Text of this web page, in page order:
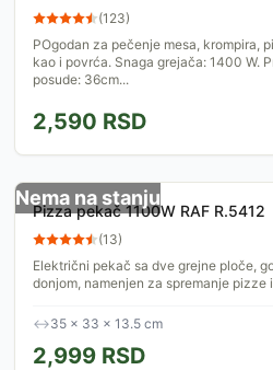
(123)
POgodan za pečenje mesa, krompira,
kao i povrća. Snaga grejača: 1400 W.
posude: 36cm...
2,590 RSD
Nema na stanju
Pizza pekač 1100W RAF R.5412
(13)
Električni pekač sa dve grejne ploče,
donjom, namenjen za spremanje pizze
↔35 × 33 × 13.5 cm
2,999 RSD